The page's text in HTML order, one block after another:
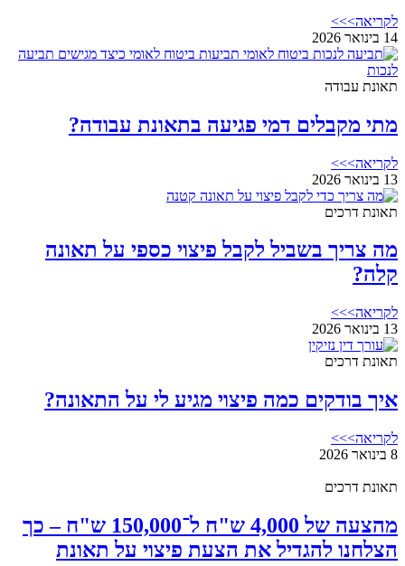
לקריאה>>>
14 בינואר 2026
תאונת עבודה
מתי מקבלים דמי פגיעה בתאונת עבודה?
לקריאה>>>
13 בינואר 2026
תאונת דרכים
מה צריך בשביל לקבל פיצוי כספי על תאונה
קלה?
לקריאה>>>
13 בינואר 2026
תאונת דרכים
איך בודקים כמה פיצוי מגיע לי על התאונה?
לקריאה>>>
8 בינואר 2026
תאונת דרכים
מהצעה של 4,000 ש"ח ל־150,000 ש"ח – כך
הצלחנו להגדיל את הצעת פיצוי על תאונת